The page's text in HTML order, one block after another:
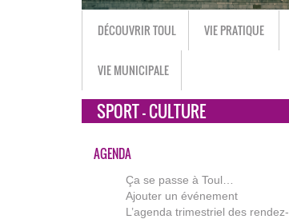
DÉCOUVRIR TOUL VIE PRATIQUE
VIE MUNICIPALE
SPORT - CULTURE
AGENDA
Ça se passe à Toul…
Ajouter un événement
L’agenda trimestriel des rendez-